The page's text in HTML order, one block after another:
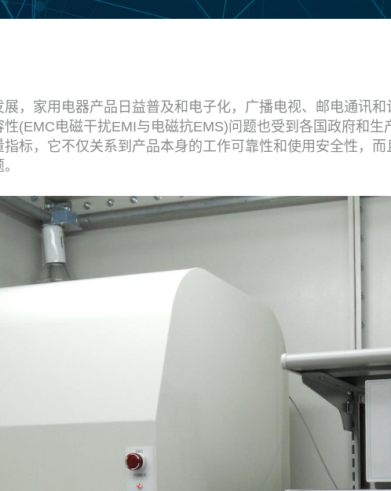
展，家用电器产品日益普及和电子化，广播电视、邮电通讯
(EMC电磁干扰EMI与电磁抗EMS)问题也受到各国政府和生
标，它不仅关系到产品本身的工作可靠性和使用安全性，